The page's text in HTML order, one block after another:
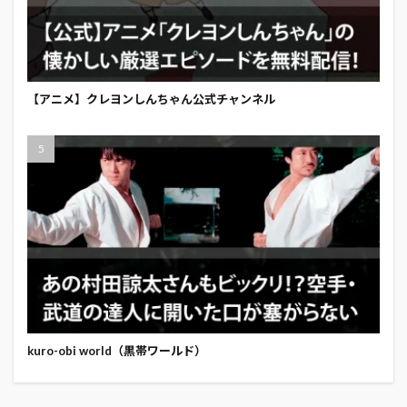
【アニメ】クレヨンしんちゃん公式チャンネル
kuro-obi world（黒帯ワールド）